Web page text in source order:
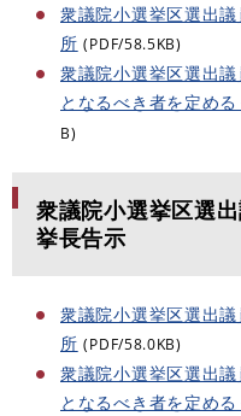
衆議院小選挙区選出
所 (PDF/58.5KB)
衆議院小選挙区選出
となるべき者を定め
B)
衆議院小選挙区選
挙長告示
衆議院小選挙区選出
所 (PDF/58.0KB)
衆議院小選挙区選出
となるべき者を定め